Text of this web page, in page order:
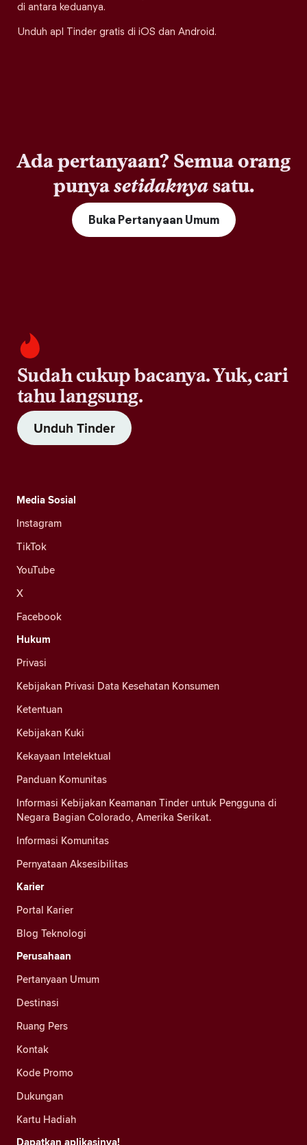
di antara keduanya.
Unduh apl Tinder gratis di iOS dan Android.
Ada pertanyaan? Semua orang
punyasetidaknyasatu.
Buka Pertanyaan Umum
Sudah cukup bacanya. Yuk, cari
tahu langsung.
Unduh Tinder
Media Sosial
Instagram
TikTok
YouTube
X
Facebook
Hukum
Privasi
Kebijakan Privasi Data Kesehatan Konsumen
Ketentuan
Kebijakan Kuki
Kekayaan Intelektual
Panduan Komunitas
Informasi Kebijakan Keamanan Tinder untuk Pengguna di
Negara Bagian Colorado, Amerika Serikat.
Informasi Komunitas
Pernyataan Aksesibilitas
Karier
Portal Karier
Blog Teknologi
Perusahaan
Pertanyaan Umum
Destinasi
Ruang Pers
Kontak
Kode Promo
Dukungan
Kartu Hadiah